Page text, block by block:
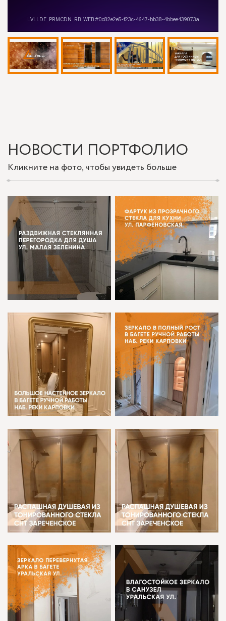
НОВОСТИ ПОРТФОЛИО
Кликните на фото, чтобы увидеть больше